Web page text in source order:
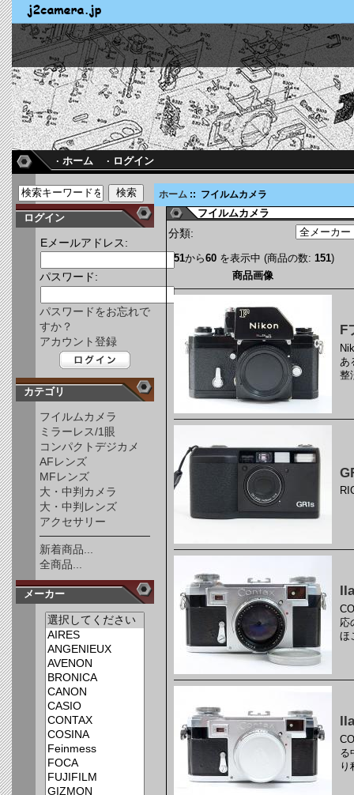
· ホーム · ログイン
ログイン
Eメールアドレス:
パスワード:
パスワードをお忘れで
すか？
アカウント登録
カテゴリ
フイルムカメラ
ミラーレス/1眼
コンパクトデジカメ
AFレンズ
MFレンズ
大・中判カメラ
大・中判レンズ
アクセサリー
新着商品...
全商品...
メーカー
ホーム :: フイルムカメラ
フイルムカメラ
分類:
51から60 を表示中 (商品の数: 151)
商品画像
F
あ
整
応
ほ
る
り